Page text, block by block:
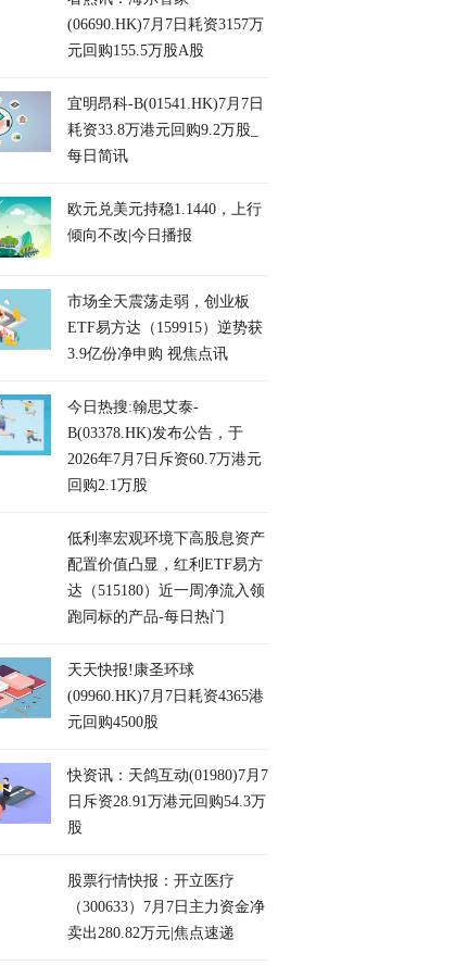
(06690.HK)7月7日耗资3157万
元回购155.5万股A股
宜明昂科-B(01541.HK)7月7日
耗资33.8万港元回购9.2万股_
每日简讯
欧元兑美元持稳1.1440，上行
倾向不改|今日播报
市场全天震荡走弱，创业板
ETF易方达（159915）逆势获
3.9亿份净申购 视焦点讯
今日热搜:翰思艾泰-
B(03378.HK)发布公告，于
2026年7月7日斥资60.7万港元
回购2.1万股
低利率宏观环境下高股息资产
配置价值凸显，红利ETF易方
达（515180）近一周净流入领
跑同标的产品-每日热门
天天快报!康圣环球
(09960.HK)7月7日耗资4365港
元回购4500股
快资讯：天鸽互动(01980)7月7
日斥资28.91万港元回购54.3万
股
股票行情快报：开立医疗
（300633）7月7日主力资金净
卖出280.82万元|焦点速递